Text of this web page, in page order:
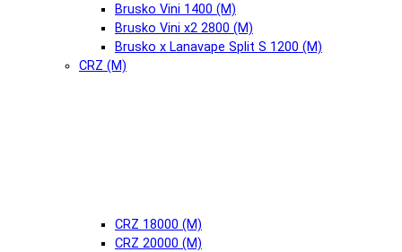
Brusko Vini 1400 (М)
Brusko Vini x2 2800 (М)
Brusko x Lanavape Split S 1200 (М)
CRZ (М)
CRZ 18000 (М)
CRZ 20000 (М)